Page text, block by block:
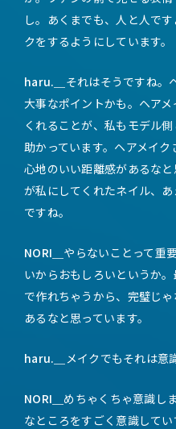
し。あくまでも、人と人で
クをするようにしています。
haru.＿ それはそうですね。
大事なポイントかも。ヘア
くれることが、私もモデル
助かっています。ヘアメイ
心地のいい距離感があるな
が私にしてくれたネイル、
ですね。
NORI＿ やらないことって重
いからおもしろいというか
で作れちゃうから、完璧じ
あるなと思っています。
haru.＿ メイクでもそれは意
NORI＿ めちゃくちゃ意識し
なところをすごく意識して